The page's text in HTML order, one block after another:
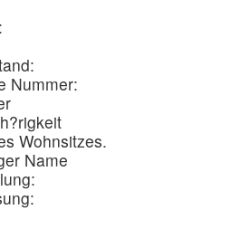
Nummer:
Wohnsitzes.
Name